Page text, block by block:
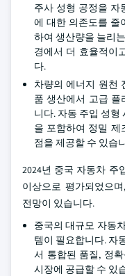
주사 성형 공정을 자
에 대한 의존도를 줄
하여 생산량을 늘리
경에서 더 효율적이
다.
차량의 에너지 원천
품 생산에서 고급 플
니다. 자동 주입 성형
을 포함하여 정밀 제
점을 제공할 수 있습
2024년 중국 자동차 주
이상으로 평가되었으
전망이 있습니다.
중국의 대규모 자동
템이 필요합니다. 자
서 통합된 품질, 정
시장에 공급할 수 있